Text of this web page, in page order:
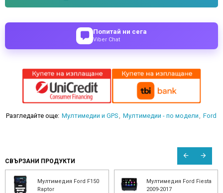
Попитай ни сега
Viber Chat
Разгледайте още: Мултимедии и GPS Мултимедии - по модели Ford
СВЪРЗАНИ ПРОДУКТИ
Мултимедия Ford F150
Raptor
Мултимедия Ford Fiesta
2009-2017